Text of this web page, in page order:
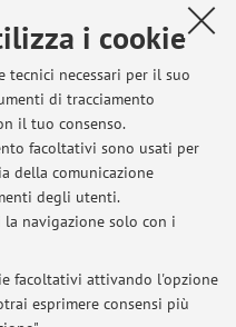
i cookie
necessari per il suo
di tracciamento
il tuo consenso.
facoltativi sono usati per
della comunicazione
degli utenti.
navigazione solo con i
facoltativi attivando l'opzione
esprimere consensi più
Altura 3. IRCCS delle
Si prega di contattare